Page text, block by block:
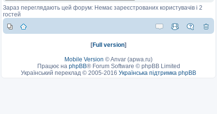
Зараз переглядають цей форум: Немає зареєстрованих користувачів і 2
гостей
[Full version]
Mobile Version ©Anvar (apwa.ru)
Працює на phpBB® Forum Software © phpBB Limited
Український переклад © 2005-2016 Українська підтримка phpBB